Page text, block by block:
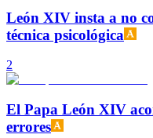
León XIV insta a no
técnica psicológica
2
El Papa León XIV
errores